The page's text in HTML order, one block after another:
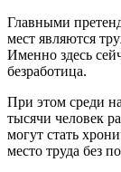
Главными
мест являются
Именно здесь
безработица.
При этом среди
тысячи человек
могут стать
место труда без